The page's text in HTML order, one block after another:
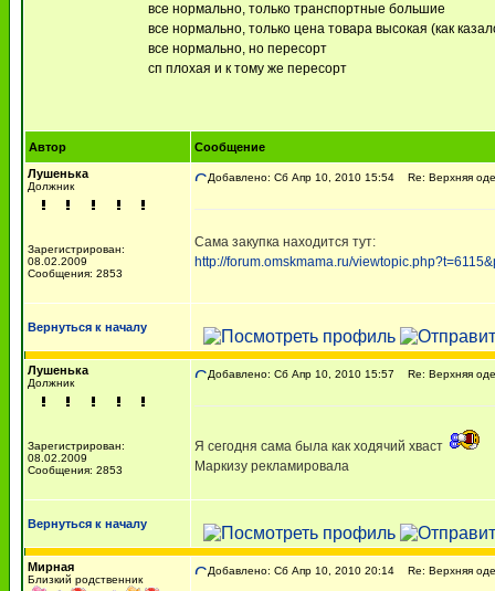
все нормально, только транспортные большие
все нормально, только цена товара высокая (как
все нормально, но пересорт
сп плохая и к тому же пересорт
Автор
Сообщение
Лушенька
Должник
Зарегистрирован:
08.02.2009
Сообщения: 2853
Добавлено: Сб Апр 10, 2010 15:54 Re: Верхняя
Сама закупка находится тут:
http://forum.omskmama.ru/
Вернуться к началу
Лушенька
Должник
Зарегистрирован:
08.02.2009
Сообщения: 2853
Добавлено: Сб Апр 10, 2010 15:57 Re: Верхняя
Я сегодня сама была как ходячий хваст
Маркизу рекламировала
Вернуться к началу
Мирная
Близкий родственник
Добавлено: Сб Апр 10, 2010 20:14 Re: Верхняя